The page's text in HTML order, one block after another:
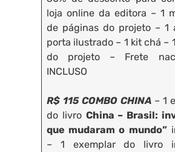
loja online da editora – 1
de páginas do projeto – 1
porta ilustrado – 1 kit chá –
do projeto – Frete
INCLUSO
R$ 115 COMBO CHINA – 1
do livro China – Brasil:
que mudaram o mundo”
– 1 exemplar do livro